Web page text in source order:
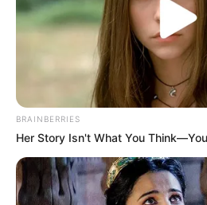
BRAINBERRIES
Her Story Isn't What You